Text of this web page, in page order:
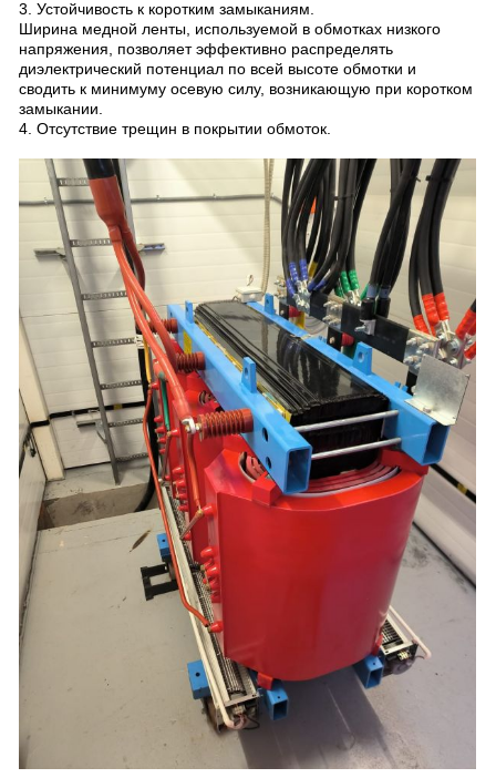
3. Устойчивость к коротким замыканиям.
Ширина медной ленты, используемой в обмотках низкого
напряжения, позволяет эффективно распределять
диэлектрический потенциал по всей высоте обмотки и
сводить к минимуму осевую силу, возникающую при коротком
замыкании.
4. Отсутствие трещин в покрытии обмоток.